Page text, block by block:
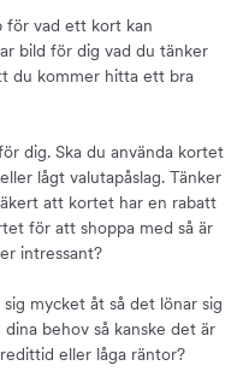
för vad ett kort kan
bild för dig vad du tänker
du kommer hitta ett bra
dig. Ska du använda kortet
lågt valutapåslag. Tänker
att kortet har en rabatt
för att shoppa med så är
intressant?
mycket åt så det lönar sig
behov så kanske det är
eller låga räntor?